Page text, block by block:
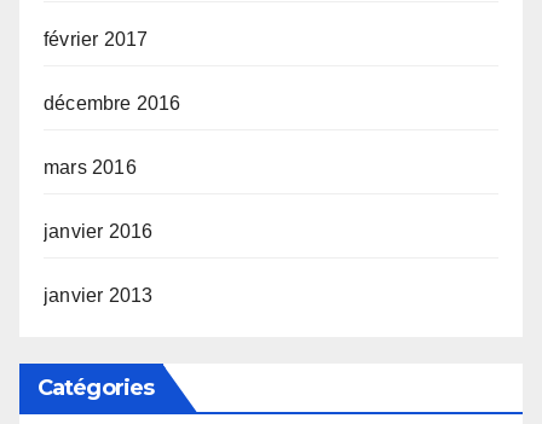
février 2017
décembre 2016
mars 2016
janvier 2016
janvier 2013
Catégories